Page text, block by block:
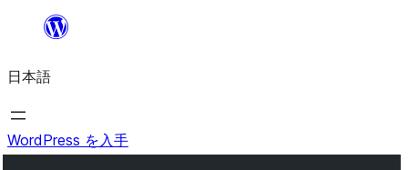
を
ス
キ
日本語
WordPress を入手